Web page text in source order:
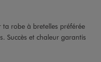
robe à bretelles préférée
Succès et chaleur garantis